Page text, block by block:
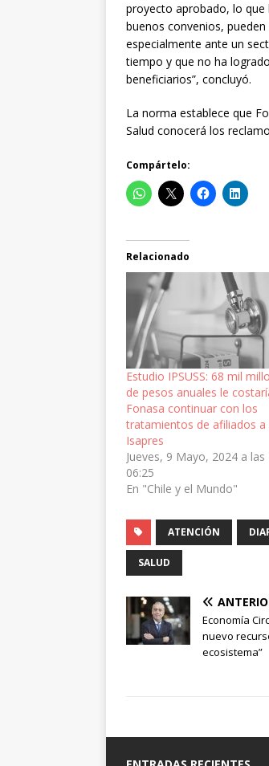
proyecto aprobado, lo que
buenos convenios,
especialmente ante un
tiempo y que no ha
beneficiarios”, concluyó.
La norma establece que
Salud conocerá los
Compártelo:
Relacionado
Estudio IPSUSS: 68 mil
de pesos anuales le
Fonasa continuar con los
tratamientos de afiliados a
Isapres
Jueves, 9 Mayo, 2024 a las
06:25
En "Chile y el Mundo"
ATENCIÓN
SALUD
Economía
nuevo
ecosistema”